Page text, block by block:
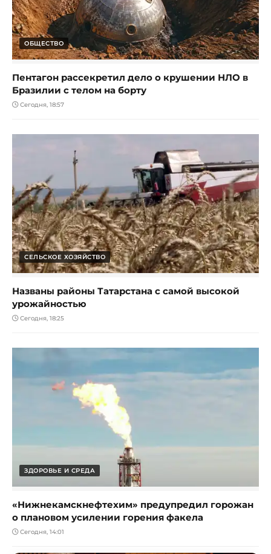
ОБЩЕСТВО
Пентагон рассекретил дело о крушении НЛО в
Бразилии с телом на борту
Сегодня, 18:57
СЕЛЬСКОЕ ХОЗЯЙСТВО
Названы районы Татарстана с самой высокой
урожайностью
Сегодня, 18:25
ЗДОРОВЬЕ И СРЕДА
«Нижнекамскнефтехим» предупредил горожан
о плановом усилении горения факела
Сегодня, 14:01